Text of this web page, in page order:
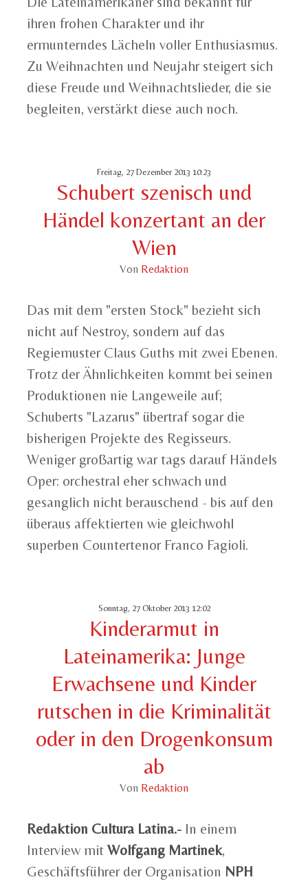
ihren frohen Charakter und ihr
ermunterndes Lächeln voller Enthusiasmus.
Zu Weihnachten und Neujahr steigert sich
diese Freude und Weihnachtslieder, die sie
begleiten, verstärkt diese auch noch.
Freitag, 27 Dezember 2013 10:23
Schubert szenisch und
Händel konzertant an der
Wien
Von Redaktion
Das mit dem "ersten Stock" bezieht sich
nicht auf Nestroy, sondern auf das
Regiemuster Claus Guths mit zwei Ebenen.
Trotz der Ähnlichkeiten kommt bei seinen
Produktionen nie Langeweile auf;
Schuberts "Lazarus" übertraf sogar die
bisherigen Projekte des Regisseurs.
Weniger großartig war tags darauf Händels
Oper: orchestral eher schwach und
gesanglich nicht berauschend - bis auf den
überaus affektierten wie gleichwohl
superben Countertenor Franco Fagioli.
Sonntag, 27 Oktober 2013 12:02
Kinderarmut in
Lateinamerika: Junge
Erwachsene und Kinder
rutschen in die Kriminalität
oder in den Drogenkonsum
ab
Von Redaktion
Redaktion Cultura Latina.- In einem
Interview mit Wolfgang Martinek,
Geschäftsführer der Organisation NPH